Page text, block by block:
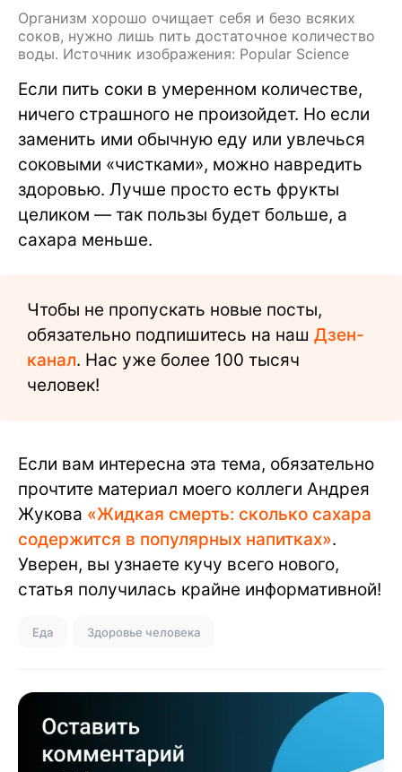
Организм хорошо очищает себя и безо всяких
соков, нужно лишь пить достаточное количество
воды. Источник изображения: Popular Science
Если пить соки в умеренном количестве,
ничего страшного не произойдет. Но если
заменить ими обычную еду или увлечься
соковыми «чистками», можно навредить
здоровью. Лучше просто есть фрукты
целиком — так пользы будет больше, а
сахара меньше.
Чтобы не пропускать новые посты,
обязательно подпишитесь на наш Дзен-
канал. Нас уже более 100 тысяч
человек!
Если вам интересна эта тема, обязательно
прочтите материал моего коллеги Андрея
Жукова «Жидкая смерть: сколько сахара
содержится в популярных напитках».
Уверен, вы узнаете кучу всего нового,
статья получилась крайне информативной!
Еда Здоровье человека